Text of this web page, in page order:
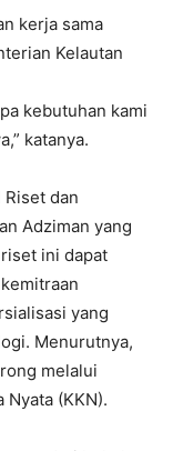
kerja sama
Kelautan
kebutuhan kami
katanya.
dan
Adziman yang
ini dapat
yang
Menurutnya,
melalui
(KKN).